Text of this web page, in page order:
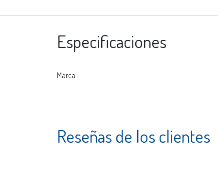
Especificaciones
Marca
Reseñas de los clientes